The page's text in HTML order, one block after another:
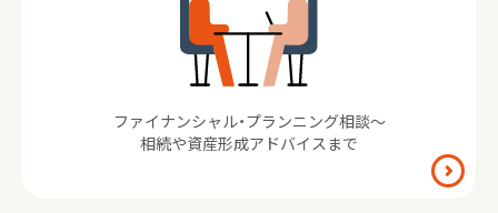
ファイナンシャル・プランニング相談〜
相続や資産形成アドバイスまで